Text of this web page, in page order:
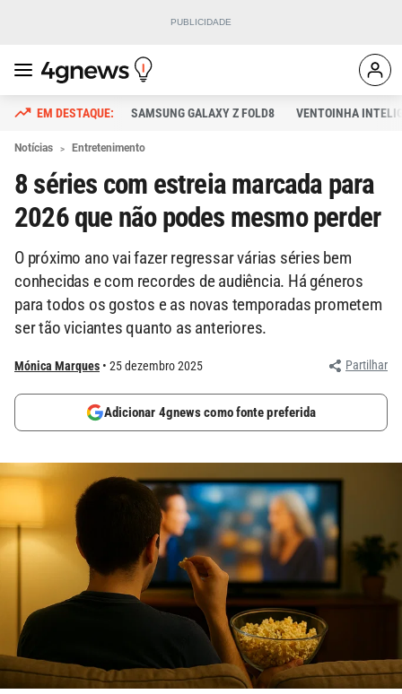
SAMSUNG GALAXY Z FOLD8 VENTOINHA
Notícias Entretenimento
8 séries com estreia marcada para
2026 que não podes mesmo perder
O próximo ano vai fazer regressar várias séries bem
conhecidas e com recordes de audiência. Há géneros
para todos os gostos e as novas temporadas prometem
ser tão viciantes quanto as anteriores.
Mónica Marques 25 dezembro 2025 Partilhar
Adicionar 4gnews como fonte preferida